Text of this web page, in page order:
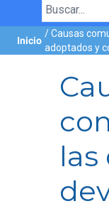
Inicio
/ Causas
adoptados y
las